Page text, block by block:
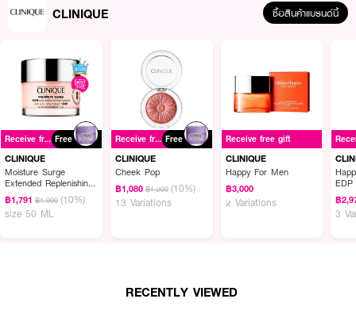
CLINIQUE ซื้อสินค้าแบรนด์นี้
Receive free gift Free
CLINIQUE
Moisture Surge
Extended Replenishing
Hydrator
฿1,791 ฿1,990 (10%)
size 50 ML
Receive free gift Free
CLINIQUE
Cheek Pop
฿1,080 ฿1,200 (10%)
13 Variations
Receive free gift
CLINIQUE
Happy For Men
฿3,000
2 Variations
EDP
฿
3
RECENTLY VIEWED